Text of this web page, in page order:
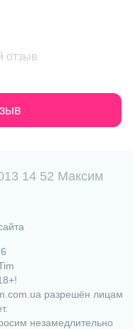
отзыв
14 52 Максим
разрешён лицам
незамедлительно